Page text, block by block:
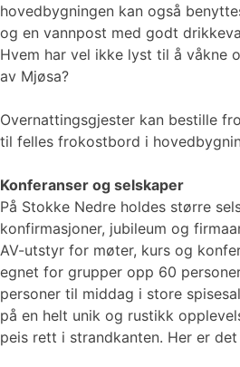
hovedbygningen kan også
og en vannpost med godt
Hvem har vel ikke lyst til å våkne
av Mjøsa?
Overnattingsgjester kan bestille
til felles frokostbord i
Konferanser og selskaper
På Stokke Nedre holdes større
konfirmasjoner, jubileum og
AV-utstyr for møter, kurs og
egnet for grupper opp 60
personer til middag i store
på en helt unik og rustikk
peis rett i strandkanten. Her er